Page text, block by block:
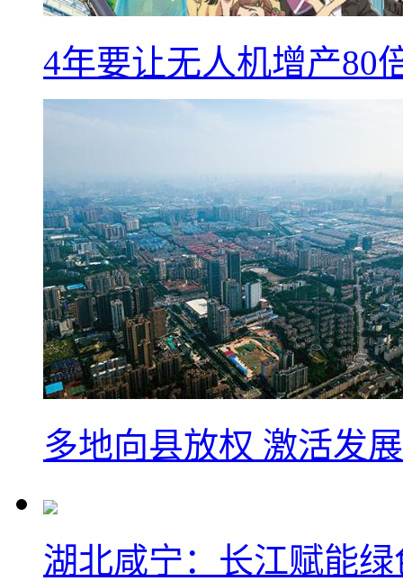
4年要让无人机增产80
多地向县放权 激活发
湖北咸宁：长江赋能